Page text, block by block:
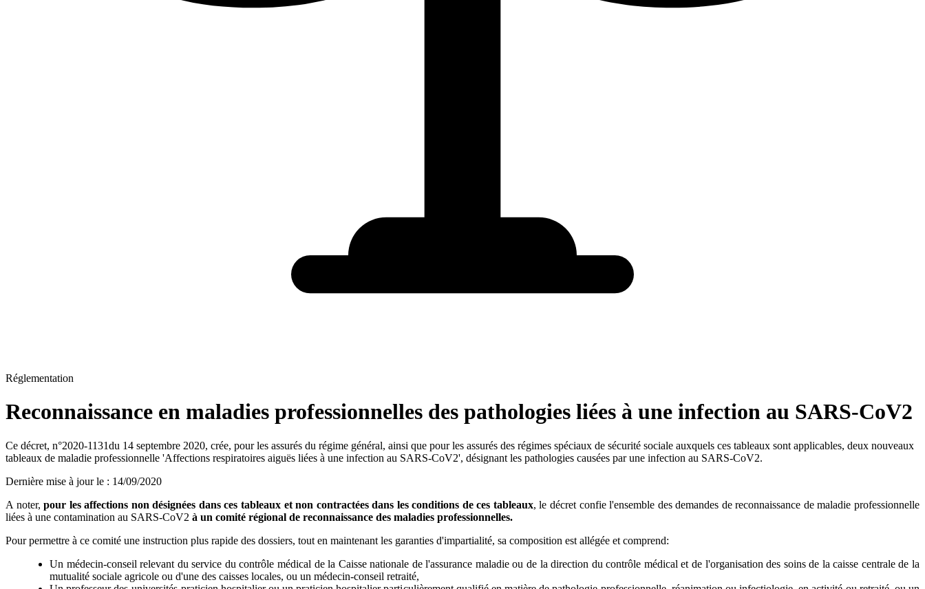
Réglementation
Reconnaissance en maladies professionnelles des pathologies liées à une infection au SARS-CoV2
Ce décret, n°2020-1131du 14 septembre 2020, crée, pour les assurés du régime général, ainsi que pour les assurés des régimes spéciaux de sécurité sociale auxquels ces tableaux sont applicables, deux nouveaux
tableaux de maladie professionnelle 'Affections respiratoires aiguës liées à une infection au SARS-CoV2', désignant les pathologies causées par une infection au SARS-CoV2.
Dernière mise à jour le : 14/09/2020
A noter,pour les affections non désignées dans ces tableaux et non contractées dans les conditions de ces tableaux, le décret confie l'ensemble des demandes de reconnaissance de maladie professionnelle
liées à une contamination au SARS-CoV2 à un comité régional de reconnaissance des maladies professionnelles.
Pour permettre à ce comité une instruction plus rapide des dossiers, tout en maintenant les garanties d'impartialité, sa composition est allégée et comprend:
Un médecin-conseil relevant du service du contrôle médical de la Caisse nationale de l'assurance maladie ou de la direction du contrôle médical et de l'organisation des soins de la caisse centrale de la
mutualité sociale agricole ou d'une des caisses locales, ou un médecin-conseil retraité,